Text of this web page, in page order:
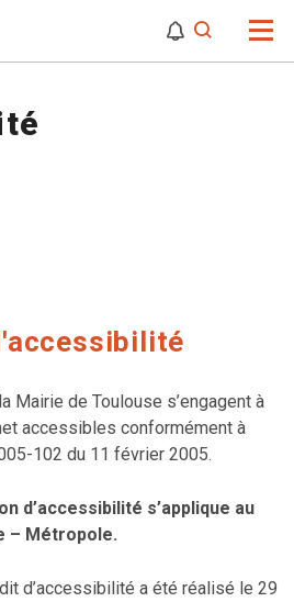
Mairie de Toulouse s’engagent à
accessibles conformément à
102 du 11 février 2005.
d’accessibilité s’applique au
– Métropole.
d’accessibilité a été réalisé le 29